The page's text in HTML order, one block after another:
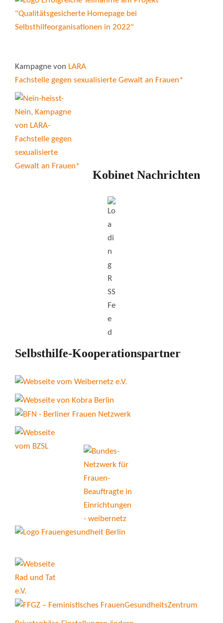
Kampagne von LARA
Fachstelle gegen sexualisierte Gewalt an Frauen*
Kobinet Nachrichten
Selbsthilfe-Kooperationspartner